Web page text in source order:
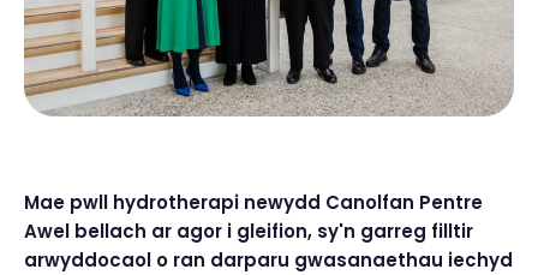
Mae pwll hydrotherapi newydd Canolfan Pentre
Awel bellach ar agor i gleifion, sy'n garreg filltir
arwyddocaol o ran darparu gwasanaethau iechyd